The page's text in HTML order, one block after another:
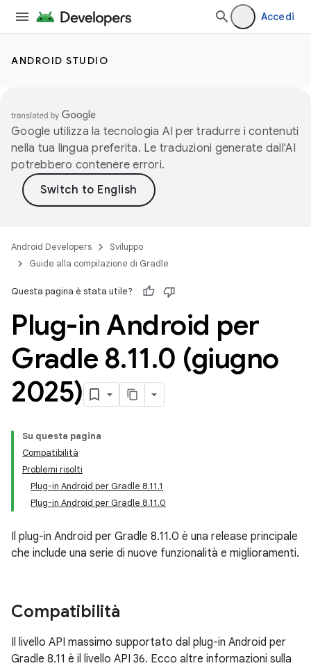
Accedi
ANDROID STUDIO
Google utilizza la tecnologia AI per tradurre i contenuti
nella tua lingua preferita. Le traduzioni generate dall'AI
potrebbero contenere errori.
Android Developers
Sviluppo
Guide alla compilazione di Gradle
Questa pagina è stata utile?
Plug-in Android per
Gradle 8.11.0 (giugno
2025)
Su questa pagina
Compatibilità
Problemi risolti
Plug-in Android per Gradle 8.11.1
Plug-in Android per Gradle 8.11.0
Il plug-in Android per Gradle 8.11.0 è una release principale
che include una serie di nuove funzionalità e miglioramenti.
Compatibilità
Il livello API massimo supportato dal plug-in Android per
Gradle 8.11 è il livello API 36. Ecco altre informazioni sulla